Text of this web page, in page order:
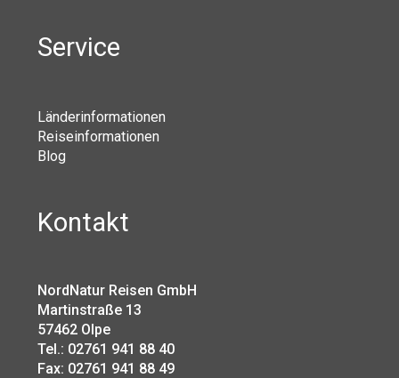
Service
Länderinformationen
Reiseinformationen
Blog
Kontakt
NordNatur Reisen GmbH
Martinstraße 13
57462 Olpe
Tel.: 02761 941 88 40
Fax: 02761 941 88 49